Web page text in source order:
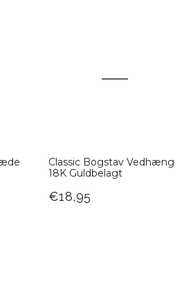
Classic Bogstav Vedhæng
18K Guldbelagt
€18,95